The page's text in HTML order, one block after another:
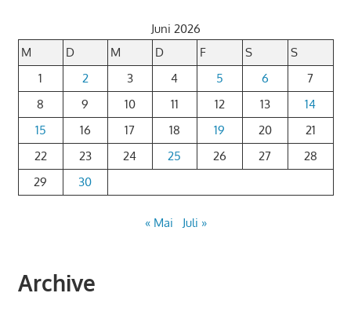
Juni 2026
M
D M D F S
S
1
2 3 4 5 6
7
8
9 10 11 12 13
14
15
16 17 18 19 20
21
22
23 24 25 26 27
28
29
30
« Mai Juli »
Archive